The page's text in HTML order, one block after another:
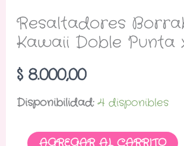
Resaltadores
Kawaii Doble Punta
$8.000,00
Disponibilidad: 4 disponibles
Doble
Punta
x6
cantidad